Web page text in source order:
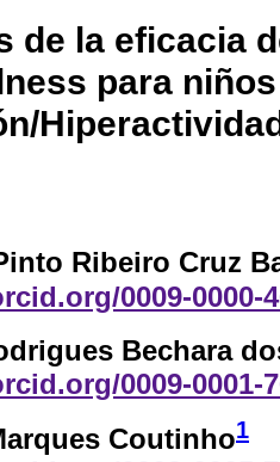
de la eficacia
para
Ribeiro Cruz
0009-0000-
Bechara
0009-0001-
Coutinho1